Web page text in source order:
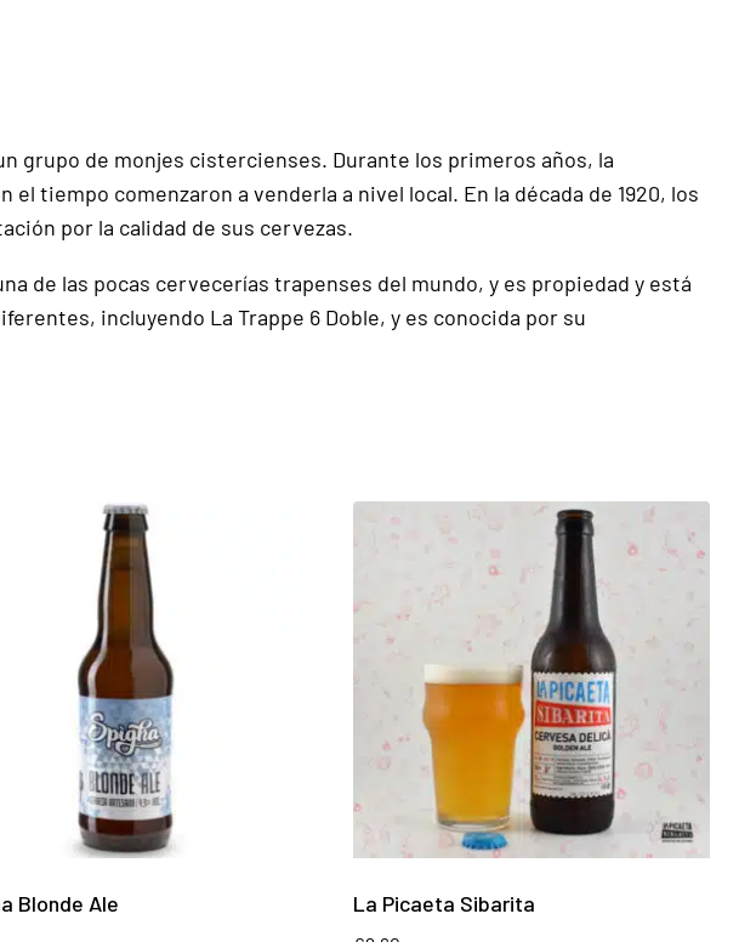
grupo de monjes cistercienses. Durante los primeros años, la
tiempo comenzaron a venderla a nivel local. En la década de 1920, los
por la calidad de sus cervezas.
de las pocas cervecerías trapenses del mundo, y es propiedad y está
incluyendo La Trappe 6 Doble, y es conocida por su
Blonde Ale La Picaeta Sibarita